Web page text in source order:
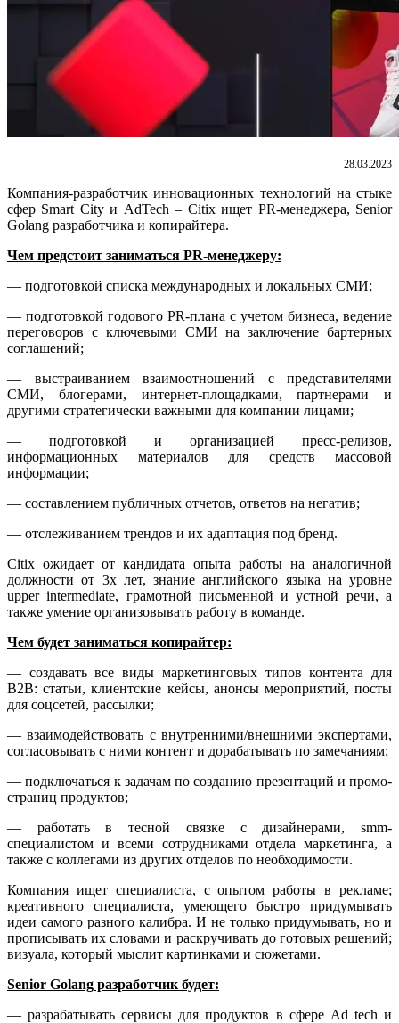
28.03.2023
Компания-разработчик инновационных технологий на стыке
сфер Smart City и AdTech – Citix ищет PR-менеджера, Senior
Golang разработчика и копирайтера.
Чем предстоит заниматься PR-менеджеру:
— подготовкой списка международных и локальных СМИ;
— подготовкой годового PR-плана с учетом бизнеса, ведение
переговоров с ключевыми СМИ на заключение бартерных
соглашений;
— выстраиванием взаимоотношений с представителями
СМИ, блогерами, интернет-площадками, партнерами и
другими стратегически важными для компании лицами;
— подготовкой и организацией пресс-релизов,
информационных материалов для средств массовой
информации;
— составлением публичных отчетов, ответов на негатив;
— отслеживанием трендов и их адаптация под бренд.
Citix ожидает от кандидата опыта работы на аналогичной
должности от 3х лет, знание английского языка на уровне
upper intermediate, грамотной письменной и устной речи, а
также умение организовывать работу в команде.
Чем будет заниматься копирайтер:
— создавать все виды маркетинговых типов контента для
B2B: статьи, клиентские кейсы, анонсы мероприятий, посты
для соцсетей, рассылки;
— взаимодействовать с внутренними/внешними экспертами,
согласовывать с ними контент и дорабатывать по замечаниям;
— подключаться к задачам по созданию презентаций и промо-
страниц продуктов;
— работать в тесной связке с дизайнерами, smm-
специалистом и всеми сотрудниками отдела маркетинга, а
также с коллегами из других отделов по необходимости.
Компания ищет специалиста, с опытом работы в рекламе;
креативного специалиста, умеющего быстро придумывать
идеи самого разного калибра. И не только придумывать, но и
прописывать их словами и раскручивать до готовых решений;
визуала, который мыслит картинками и сюжетами.
Senior Golang разработчик будет:
— разрабатывать сервисы для продуктов в сфере Ad tech и